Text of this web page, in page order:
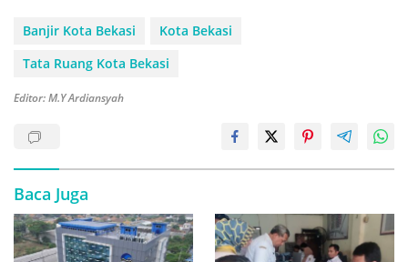
Banjir Kota Bekasi
Kota Bekasi
Tata Ruang Kota Bekasi
Editor: M.Y Ardiansyah
Baca Juga